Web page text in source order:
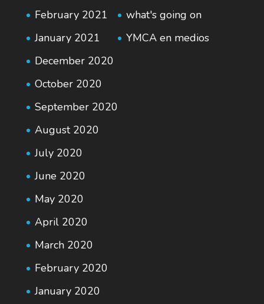
February 2021
January 2021
December 2020
October 2020
September 2020
August 2020
July 2020
June 2020
May 2020
April 2020
March 2020
February 2020
January 2020
what's going on
YMCA en medios